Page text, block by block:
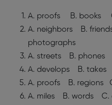
A. proofs B. books
A. neighbors B.
photographs
A. streets B. phones
A. develops B.
A. proofs B. regions
A. miles B. words C.